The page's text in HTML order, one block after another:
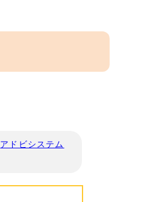
アドビシステム